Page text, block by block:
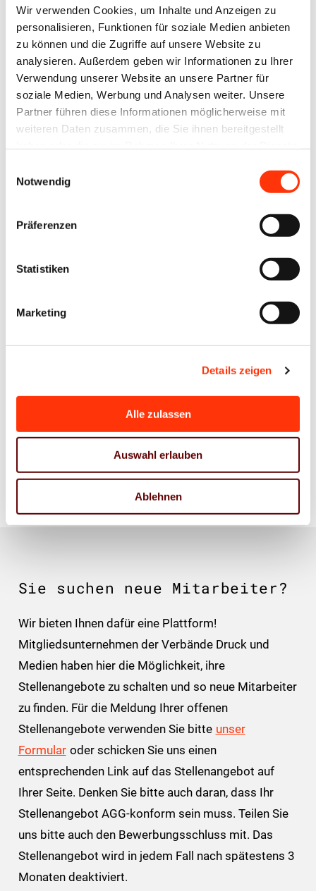
Wir verwenden Cookies, um Inhalte und Anzeigen zu
personalisieren, Funktionen für soziale Medien anbieten
zu können und die Zugriffe auf unsere Website zu
analysieren. Außerdem geben wir Informationen zu Ihrer
Verwendung unserer Website an unsere Partner für
soziale Medien, Werbung und Analysen weiter. Unsere
Partner führen diese Informationen möglicherweise mit
weiteren Daten zusammen, die Sie ihnen bereitgestellt
Notwendig
Präferenzen
Statistiken
Marketing
Details zeigen
Alle zulassen
Auswahl erlauben
Ablehnen
gruppe.de!
Veröffentlichungsdatum: 11.05.2026
Zurück zur Liste
Abteilung
Beschäftigungsverhältnis
Unternehmen
Lägenfeldstr. 4
30952 Ronnenberg
Zurück zur Liste
Sie suchen neue Mitarbeiter?
Wir bieten Ihnen dafür eine Plattform!
Mitgliedsunternehmen der Verbände Druck und
Medien haben hier die Möglichkeit, ihre
Stellenangebote zu schalten und so neue Mitarbeiter
zu finden. Für die Meldung Ihrer offenen
Stellenangebote verwenden Sie bitte unser
Formular oder schicken Sie uns einen
entsprechenden Link auf das Stellenangebot auf
Ihrer Seite. Denken Sie bitte auch daran, dass Ihr
Stellenangebot AGG-konform sein muss. Teilen Sie
uns bitte auch den Bewerbungsschluss mit. Das
Stellenangebot wird in jedem Fall nach spätestens 3
Monaten deaktiviert.